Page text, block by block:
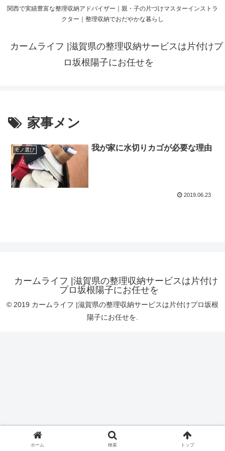
関西で実績豊富な整理収納アドバイザー｜親・子の片づけマスターインストラ
クター｜整理収納でおだやかな暮らし
カームライフ |滋賀県の整理収納サービスは片付けプ
ロ坂根陽子にお任せを
家事メン
モノ選び 我が家に水切りカゴが必要な理由
2019.06.23
カームライフ |滋賀県の整理収納サービスは片付け
プロ坂根陽子にお任せを
© 2019 カームライフ |滋賀県の整理収納サービスは片付けプロ坂根
陽子にお任せを.
ホーム 検索 トップ